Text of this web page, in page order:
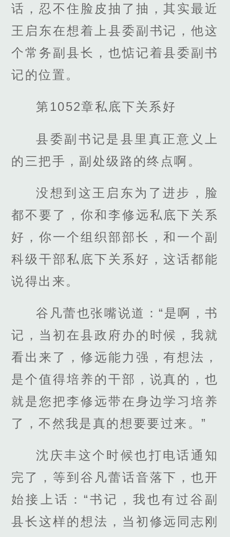
话，忍不住脸皮抽了抽，其实最近
王启东在想着上县委副书记，他这
个常务副县长，也惦记着县委副书
记的位置。
第1052章私底下关系好
县委副书记是县里真正意义上
的三把手，副处级路的终点啊。
没想到这王启东为了进步，脸
都不要了，你和李修远私底下关系
好，你一个组织部部长，和一个副
科级干部私底下关系好，这话都能
说得出来。
谷凡蕾也张嘴说道：“是啊，书
记，当初在县政府办的时候，我就
看出来了，修远能力强，有想法，
是个值得培养的干部，说真的，也
就是您把李修远带在身边学习培养
了，不然我是真的想要要过来。”
沈庆丰这个时候也打电话通知
完了，等到谷凡蕾话音落下，也开
始接上话：“书记，我也有过谷副
县长这样的想法，当初修远同志刚